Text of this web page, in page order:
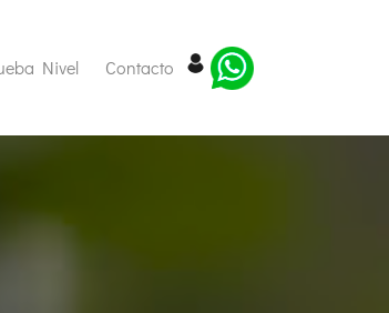
Nivel (current)
Contacto (current)